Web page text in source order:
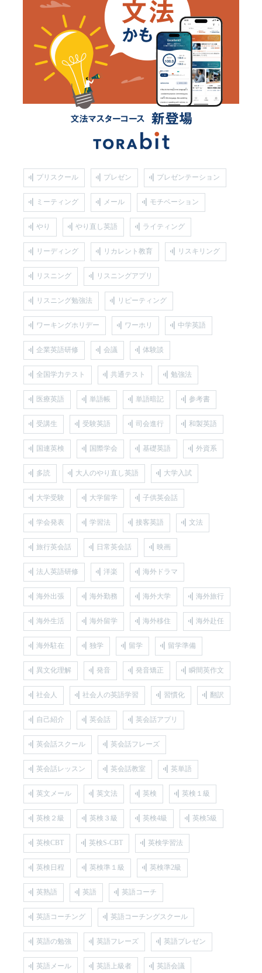
トライズ トライズ体験談 トラビット
ネイティブ講師 バスケ
パターンプラクティス バドミントン
ヒアリング ビジネスメール ビジネス英会話
ビジネス英会話フレーズ ビジネス英語
プリスクール プレゼン プレゼンテーション
ミーティング メール モチベーション
やり やり直し英語 ライティング
リーディング リカレント教育 リスキリング
リスニング リスニングアプリ
リスニング勉強法 リピーティング
ワーキングホリデー ワーホリ 中学英語
企業英語研修 会議 体験談
全国学力テスト 共通テスト 勉強法
医療英語 単語帳 単語暗記 参考書
受講生 受験英語 司会進行 和製英語
国連英検 国際学会 基礎英語 外資系
多読 大人のやり直し英語 大学入試
大学受験 大学留学 子供英会話
学会発表 学習法 接客英語 文法
旅行英会話 日常英会話 映画
法人英語研修 洋楽 海外ドラマ
海外出張 海外勤務 海外大学 海外旅行
海外生活 海外留学 海外移住 海外赴任
海外駐在 独学 留学 留学準備
異文化理解 発音 発音矯正 瞬間英作文
社会人 社会人の英語学習 習慣化 翻訳
自己紹介 英会話 英会話アプリ
英会話スクール 英会話フレーズ
英会話レッスン 英会話教室 英単語
英文メール 英文法 英検 英検１級
英検２級 英検３級 英検4級 英検5級
英検CBT 英検S-CBT 英検学習法
英検日程 英検準１級 英検準2級
英熟語 英語 英語コーチ
英語コーチング 英語コーチングスクール
英語の勉強 英語フレーズ 英語プレゼン
英語メール 英語上級者 英語会議